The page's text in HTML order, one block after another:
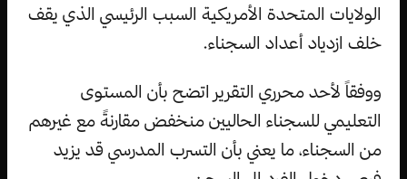
الولايات المتحدة الأمريكية السبب الرئيسي الذي يقف
خلف ازدياد أعداد السجناء.
ووفقاً لأحد محرري التقرير اتضح بأن المستوى
التعليمي للسجناء الحاليين منخفض مقارنةً مع غيرهم
من السجناء، ما يعني بأن التسرب المدرسي قد يزيد